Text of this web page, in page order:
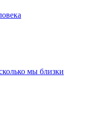
мы близки